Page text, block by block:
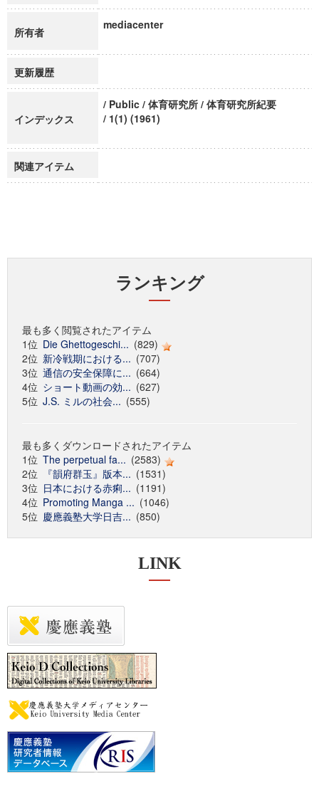
所有者
mediacenter
更新履歴
インデックス
/ Public / 体育研究所 / 体育研究所紀要
/ 1(1) (1961)
関連アイテム
ランキング
最も多く閲覧されたアイテム
1位 Die Ghettogeschi... (829)
2位 新冷戦期における... (707)
3位 通信の安全保障に... (664)
4位 ショート動画の効... (627)
5位 J.S. ミルの社会... (555)
最も多くダウンロードされたアイテム
1位 The perpetual fa... (2583)
2位
『韻府群玉』版本... (1531)
3位 日本における赤痢... (1191)
4位 Promoting Manga ... (1046)
5位 慶應義塾大学日吉... (850)
LINK